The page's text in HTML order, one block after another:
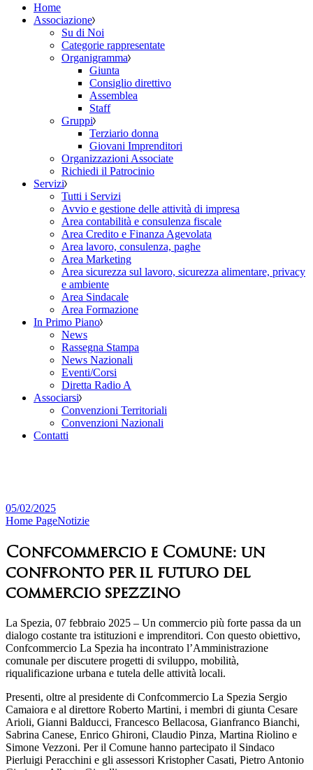
Home
Associazione
Su di Noi
Categorie rappresentate
Organigramma
Giunta
Consiglio direttivo
Assemblea
Staff
Gruppi
Terziario donna
Giovani Imprenditori
Organizzazioni Associate
Richiedi il Patrocinio
Servizi
Tutti i Servizi
Avvio e gestione delle attività di impresa
Area contabilità e consulenza fiscale
Area Credito e Finanza Agevolata
Area lavoro, consulenza, paghe
Area Marketing
Area sicurezza sul lavoro, sicurezza alimentare, privacy
e ambiente
Area Sindacale
Area Formazione
In Primo Piano
News
Rassegna Stampa
News Nazionali
Eventi/Corsi
Diretta Radio A
Associarsi
Convenzioni Territoriali
Convenzioni Nazionali
Contatti
05/02/2025
Home PageNotizie
Confcommercio e Comune: un
confronto per il futuro del
commercio spezzino
La Spezia, 07 febbraio 2025 – Un commercio più forte passa da un
dialogo costante tra istituzioni e imprenditori. Con questo obiettivo,
Confcommercio La Spezia ha incontrato l’Amministrazione
comunale per discutere progetti di sviluppo, mobilità,
riqualificazione urbana e tutela delle attività locali.
Presenti, oltre al presidente di Confcommercio La Spezia Sergio
Camaiora e al direttore Roberto Martini, i membri di giunta Cesare
Arioli, Gianni Balducci, Francesco Bellacosa, Gianfranco Bianchi,
Sabrina Canese, Enrico Ghironi, Claudio Pinza, Martina Riolino e
Simone Vezzoni. Per il Comune hanno partecipato il Sindaco
Pierluigi Peracchini e gli assessori Kristopher Casati, Pietro Antonio